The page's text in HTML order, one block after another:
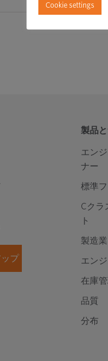
製品
エン
ナー
標準
Cクラ
ト
製造業
エン
在庫
品質
分布
Cookie settings